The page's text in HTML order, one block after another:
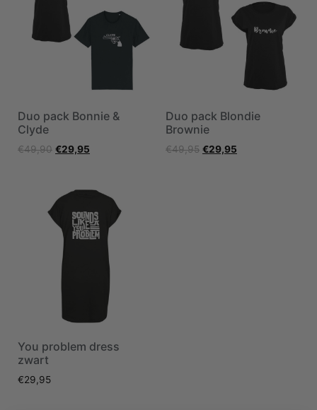
Duo pack Bonnie &
Clyde
€49,90 €29,95
Duo pack Blondie
Brownie
€49,95 €29,95
You problem dress
zwart
€29,95